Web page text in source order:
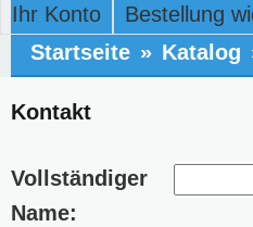
Ihr Konto
Bestellung
Startseite » Katalog
Kontakt
Vollständiger
Name: